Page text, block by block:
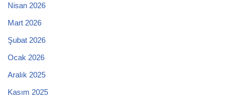
Nisan 2026
Mart 2026
Şubat 2026
Ocak 2026
Aralık 2025
Kasım 2025